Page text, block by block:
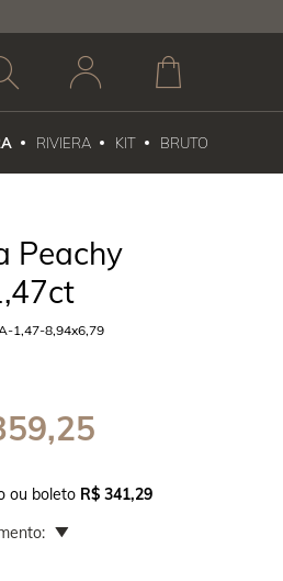
RIVIERA KIT BRUTO
Peachy
1,47-8,94x6,79
ou boleto R$ 341,29